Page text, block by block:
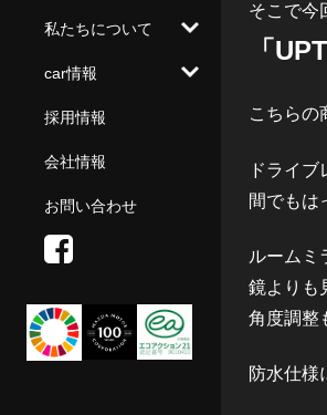
そこで今
「
こちらの
ドライ
間でもは
ルームミ
鏡よりも
角度調整
防水仕様
私たちについて
おもてなし
カーライフ
car情報
カーラインナップ
試乗予約
採用情報
会社情報
お問い合わせ